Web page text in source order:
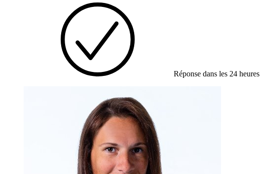
Réponse dans les 24 heures